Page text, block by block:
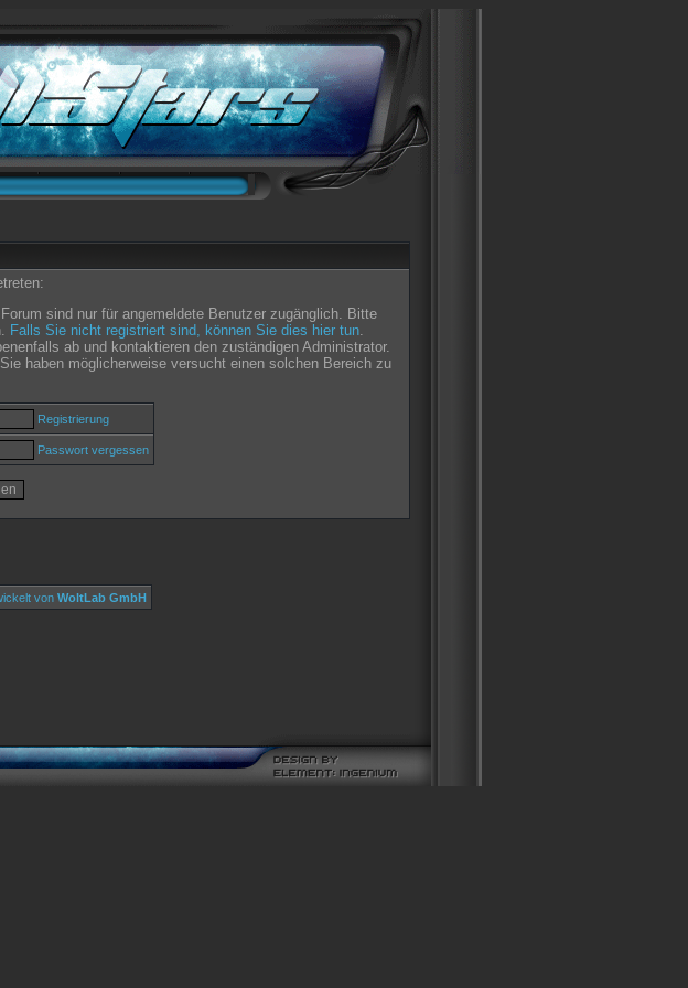
sind nur für angemeldete Benutzer zugänglich. Bitte
Falls Sie nicht registriert sind, können Sie dies hier tun.
ab und kontaktieren den zuständigen Administrator.
haben möglicherweise versucht einen solchen Bereich zu
Registrierung
Passwort vergessen
von WoltLab GmbH